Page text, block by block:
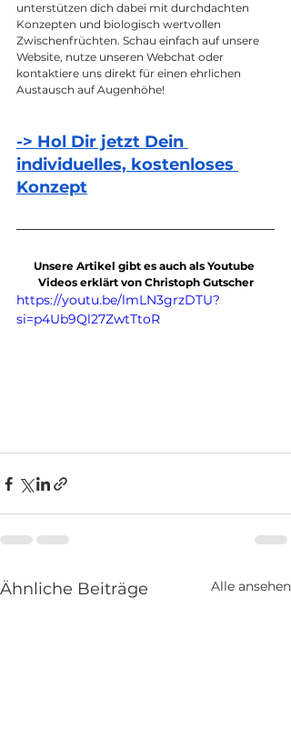
unterstützen dich dabei mit durchdachten
Konzepten und biologisch wertvollen
Zwischenfrüchten. Schau einfach auf unsere
Website, nutze unseren Webchat oder
kontaktiere uns direkt für einen ehrlichen
Austausch auf Augenhöhe!
-> Hol Dir jetzt Dein
individuelles, kostenloses
Konzept
Unsere Artikel gibt es auch als Youtube
Videos erklärt von Christoph Gutscher
https://youtu.be/lmLN3grzDTU?
si=p4Ub9Ql27ZwtTtoR
Ähnliche Beiträge Alle ansehen